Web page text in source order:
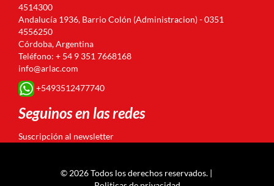
4514300
Andalucía 1936, Barrio Colón (Administracion) - 0351
4556250
Córdoba, Argentina
Teléfono: + 54 9 351 7668168
info@arlac.com
+5493512477740
Seguinos en las redes
Suscripción al newsletter
© 2026 Todos los derechos reservados. |